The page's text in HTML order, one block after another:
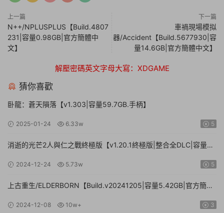
上一篇
N++/NPLUSPLUS【Build.4807
231|容量0.98GB|官方簡體中
文】
下一篇
車禍現場模拟
器/Accident【Build.5677930|容
量14.6GB|官方簡體中文】
解壓密碼英文字母大寫：XDGAME
猜你喜歡
卧龍：蒼天隕落【v1.303|容量59.7GB.手柄】
2025-01-24 6.33w 5
消逝的光芒2人與仁之戰終極版【v1.20.1終極版|整合全DLC|容量
2024-12-24 5.73w 5
上古重生/ELDERBORN【Build.v20241205|容量5.42GB|官方簡體
2024-12-08 10w+ 3